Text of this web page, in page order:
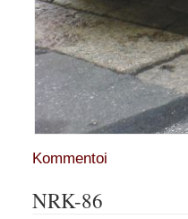
Kommentoi
NRK-86